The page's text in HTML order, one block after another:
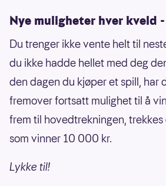
Nye muligheter hver kveld
Du trenger ikke vente helt til
du ikke hadde hellet med deg
den dagen du kjøper et spill, har
fremover fortsatt mulighet til å
frem til hovedtrekningen,
som vinner 10 000 kr.
Lykke til!